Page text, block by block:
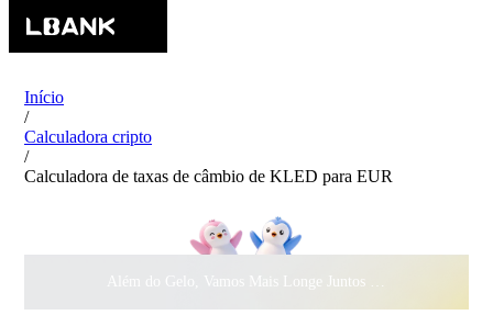
Início
/
Calculadora cripto
/
Calculadora de taxas de câmbio de KLED para EUR
Além do Gelo, Vamos Mais Longe Juntos ·$500.000